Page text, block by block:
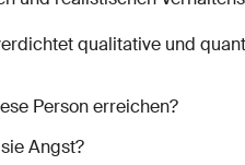
qualitative und
Person erreichen?
Angst?